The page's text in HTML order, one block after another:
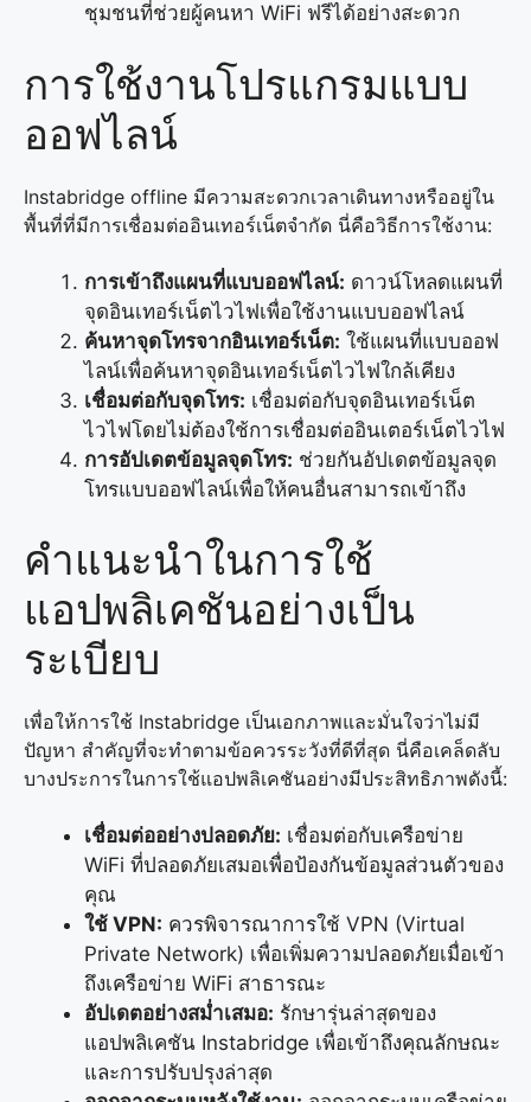
ชุมชนที่ช่วยผู้คนหา WiFi ฟรีได้อย่างสะดวก
การใช้งานโปรแกรมแบบ
ออฟไลน์
Instabridge offline มีความสะดวกเวลาเดินทางหรืออยู่ใน
พื้นที่ที่มีการเชื่อมต่ออินเทอร์เน็ตจำกัด นี่คือวิธีการใช้งาน:
การเข้าถึงแผนที่แบบออฟไลน์: ดาวน์โหลดแผนที่
จุดอินเทอร์เน็ตไวไฟเพื่อใช้งานแบบออฟไลน์
ค้นหาจุดโทรจากอินเทอร์เน็ต: ใช้แผนที่แบบออฟ
ไลน์เพื่อค้นหาจุดอินเทอร์เน็ตไวไฟใกล้เคียง
เชื่อมต่อกับจุดโทร: เชื่อมต่อกับจุดอินเทอร์เน็ต
ไวไฟโดยไม่ต้องใช้การเชื่อมต่ออินเตอร์เน็ตไวไฟ
การอัปเดตข้อมูลจุดโทร: ช่วยกันอัปเดตข้อมูลจุด
โทรแบบออฟไลน์เพื่อให้คนอื่นสามารถเข้าถึง
คำแนะนำในการใช้
แอปพลิเคชันอย่างเป็น
ระเบียบ
เพื่อให้การใช้ Instabridge เป็นเอกภาพและมั่นใจว่าไม่มี
ปัญหา สำคัญที่จะทำตามข้อควรระวังที่ดีที่สุด นี่คือเคล็ดลับ
บางประการในการใช้แอปพลิเคชันอย่างมีประสิทธิภาพดังนี้:
เชื่อมต่ออย่างปลอดภัย: เชื่อมต่อกับเครือข่าย
WiFi ที่ปลอดภัยเสมอเพื่อป้องกันข้อมูลส่วนตัวของ
คุณ
ใช้ VPN: ควรพิจารณาการใช้ VPN (Virtual
Private Network) เพื่อเพิ่มความปลอดภัยเมื่อเข้า
ถึงเครือข่าย WiFi สาธารณะ
อัปเดตอย่างสม่ำเสมอ: รักษารุ่นล่าสุดของ
แอปพลิเคชัน Instabridge เพื่อเข้าถึงคุณลักษณะ
และการปรับปรุงล่าสุด